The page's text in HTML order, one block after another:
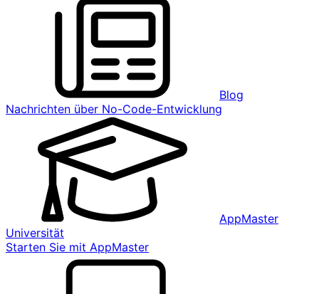
Blog
Nachrichten über No-Code-Entwicklung
AppMaster
Universität
Starten Sie mit AppMaster